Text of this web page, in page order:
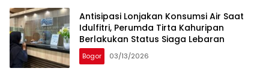
Antisipasi Lonjakan Konsumsi Air Saat
Idulfitri, Perumda Tirta Kahuripan
Berlakukan Status Siaga Lebaran
Bogor 03/13/2026